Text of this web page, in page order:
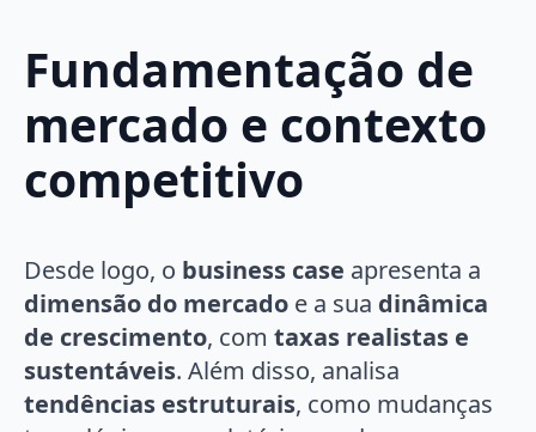
Fundamentação de
mercado e contexto
competitivo
Desde logo, o business case apresenta a
dimensão do mercado e a sua dinâmica
de crescimento, com taxas realistas e
sustentáveis. Além disso, analisa
tendências estruturais, como mudanças